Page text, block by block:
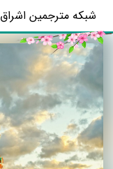
شبکه مترجمین اشراق